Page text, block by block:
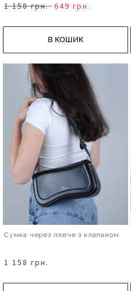
1 158 грн. 649 грн.
В КОШИК
Сумка через плече з клапаном
1 158 грн.